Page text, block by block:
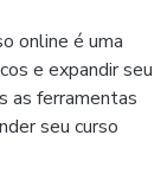
online é uma
e expandir seu
as ferramentas
seu curso